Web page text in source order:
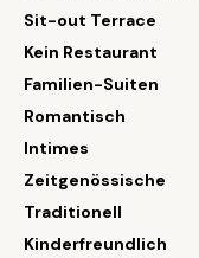
Sit-out Terrace
Kein Restaurant
Familien-Suiten
Romantisch
Intimes
Zeitgenössische
Traditionell
Kinderfreundlich